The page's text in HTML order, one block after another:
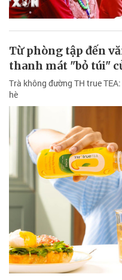
Từ phòng tập đến
thanh mát "bỏ túi"
Trà không đường TH true
hè